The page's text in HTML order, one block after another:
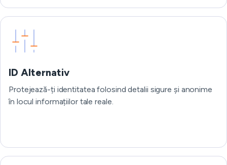
ID Alternativ
Protejează-ți identitatea folosind detalii sigure și anonime
în locul informațiilor tale reale.